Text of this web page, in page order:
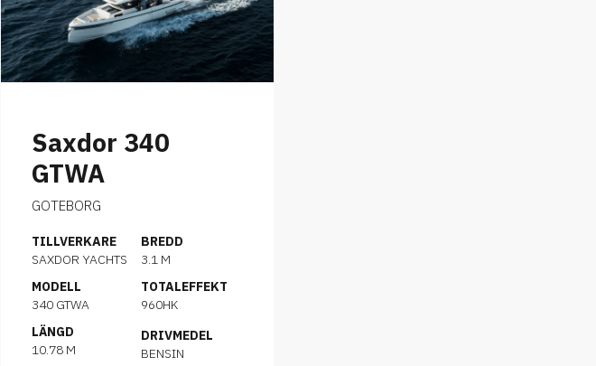
Saxdor 340
GTWA
GOTEBORG
TILLVERKARE
SAXDOR YACHTS
MODELL
340 GTWA
LÄNGD
10.78 M
BREDD
3.1 M
TOTALEFFEKT
960HK
DRIVMEDEL
BENSIN